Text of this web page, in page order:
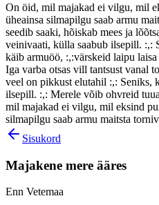
On öid, mil majakad ei vilgu, mil
üheainsa silmapilgu saab armu
seedib saaki, hõiskab mees ja
veinivaati, külla saabub ilsepill. :,:
käib armuöö, :,:värskeid laipu
Iga varba otsas vill tantsust vanal
veel on pikkust elutahil :,: Seniks,
ilsepill. :,: Merele võib ohvreid
mil majakad ei vilgu, mil eksind
silmapilgu saab armu maitsta
Sisukord
Majakene mere ääres
Enn Vetemaa